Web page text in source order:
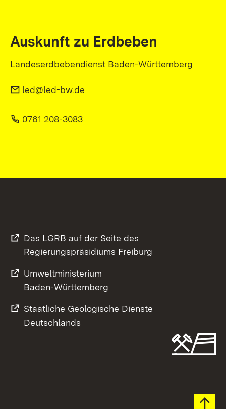
Auskunft zu Erdbeben
Landeserdbebendienst Baden-Württemberg
led@led-bw.de
0761 208-3083
Das LGRB auf der Seite des
Regierungspräsidiums Freiburg
Umweltministerium
Baden-Württemberg
Staatliche Geologische Dienste
Deutschlands